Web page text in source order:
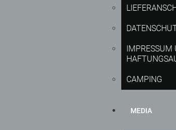
IMPRESSUM
CAMPING
MEDIA